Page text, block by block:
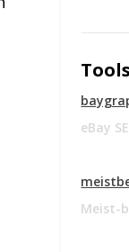
Tools
eBay
Meist-